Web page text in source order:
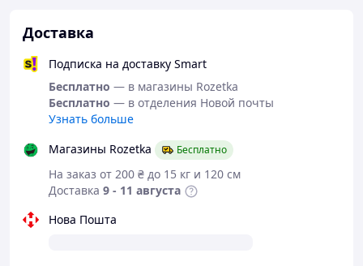
Доставка
Подписка на доставку Smart
Бесплатно — в магазины Rozetka
Бесплатно — в отделения Новой почты
Узнать больше
Магазины Rozetka
Бесплатно
На заказ от 200 ₴ до 15 кг и 120 см
Доставка 9 - 11 августа
Нова Пошта